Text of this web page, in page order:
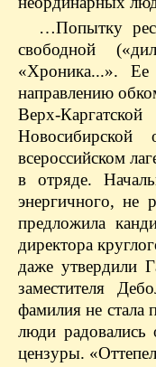
…Попытку
свободной
«Хроника...».
направлению
Верх-
всероссийском
в отряде.
энергичного, не
предложила
директора
даже утвердили
заместителя
фамилия не стала
люди радовались
цензуры.